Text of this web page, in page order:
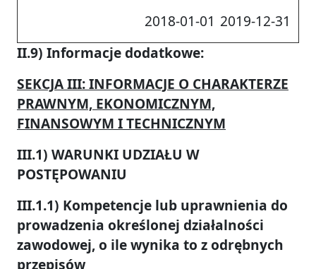
2018-01-01 2019-12-31
II.9) Informacje dodatkowe:
SEKCJA III: INFORMACJE O CHARAKTERZE
PRAWNYM, EKONOMICZNYM,
FINANSOWYM I TECHNICZNYM
III.1) WARUNKI UDZIAŁU W
POSTĘPOWANIU
III.1.1) Kompetencje lub uprawnienia do
prowadzenia określonej działalności
zawodowej, o ile wynika to z odrębnych
przepisów